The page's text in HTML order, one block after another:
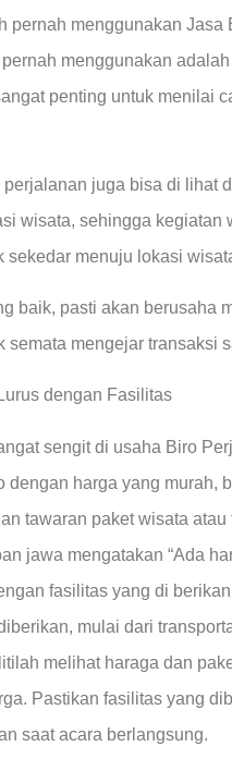
pernah menggunakan
menggunakan
penting untuk menilai
juga bisa di lihat
wisata, sehingga kegiatan
sekedar menuju lokasi
baik, pasti akan berusaha
semata mengejar transaksi
dengan Fasilitas
sengit di usaha Biro
dengan harga yang murah,
tawaran paket wisata
jawa mengatakan “Ada
fasilitas yang di
mulai dari
melihat haraga dan
Pastikan fasilitas yang
saat acara berlangsung.